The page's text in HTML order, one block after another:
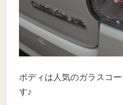
ボディは人気のガラスコ
す♪